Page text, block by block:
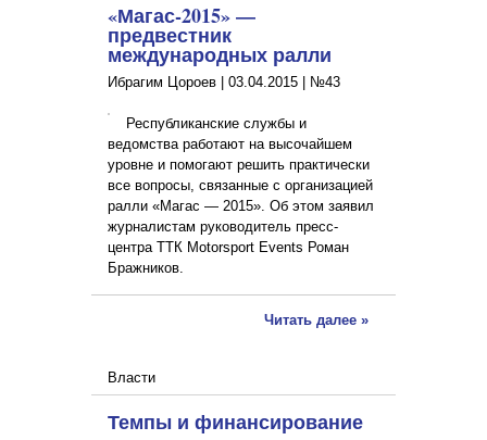
«Магас-2015» —
предвестник
международных ралли
Ибрагим Цороев | 03.04.2015 №43
Республиканские службы и
ведомства работают на высочайшем
уровне и помогают решить практически
все вопросы, связанные с организацией
ралли «Магас — 2015». Об этом заявил
журналистам руководитель пресс-
центра ТТК Motorsport Events Роман
Бражников.
Читать далее »
Власти
Темпы и финансирование